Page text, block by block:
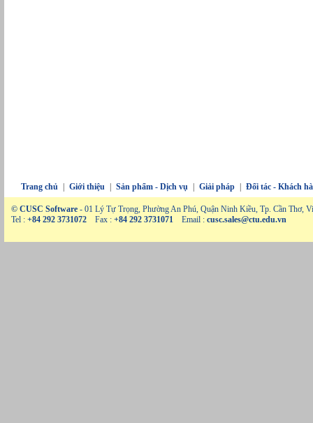
Trang chủ Giới thiệu Sản phẩm - Dịch vụ Giải pháp Đối tác - Khách
© CUSC Software - 01 Lý Tự Trọng, Phường An Phú, Quận Ninh Kiều, Tp. Cần Thơ,
Tel : +84 292 3731072 Fax : +84 292 3731071 Email : cusc.sales@ctu.edu.vn